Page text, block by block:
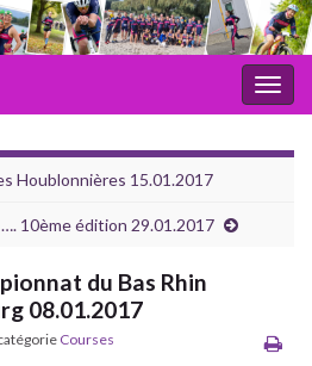
Houblonnières 15.01.2017
10ème édition 29.01.2017
du Bas Rhin
08.01.2017
Courses